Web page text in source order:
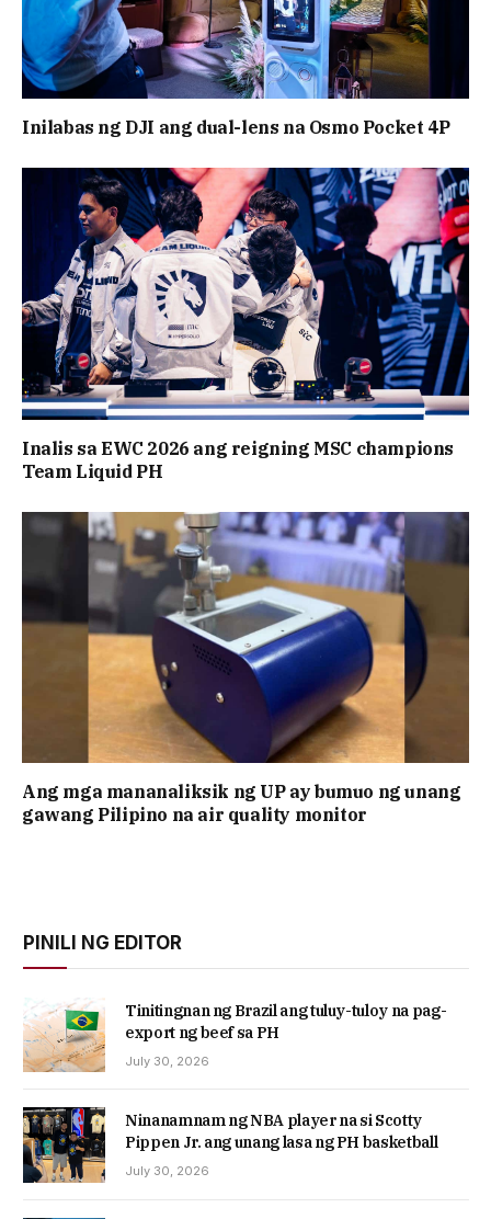
Inilabas ng DJI ang dual-lens na Osmo Pocket 4P
Inalis sa EWC 2026 ang reigning MSC champions
Team Liquid PH
Ang mga mananaliksik ng UP ay bumuo ng unang
gawang Pilipino na air quality monitor
PINILI NG EDITOR
Tinitingnan ng Brazil ang tuluy-tuloy na pag-
export ng beef sa PH
July 30, 2026
Ninanamnam ng NBA player na si Scotty
Pippen Jr. ang unang lasa ng PH basketball
July 30, 2026